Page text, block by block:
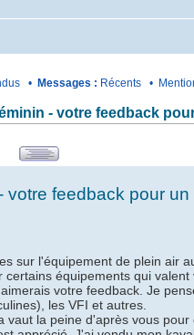
• Messages : Récents•
- votre feedback
votre feedback pour un
sur l'équipement de plein air
équipements qui
votre feedback. Je
les VFI et autres.
la peine d'après vous pour